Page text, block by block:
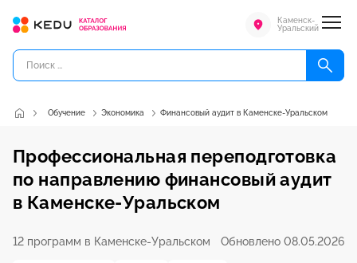
Каменск-
Уральский
Обучение Экономика Финансовый аудит в Каменске-Уральском
Профессиональная переподготовка
по направлению финансовый аудит
в Каменске-Уральском
12 программ в Каменске-Уральском Обновлено 08.05.2026